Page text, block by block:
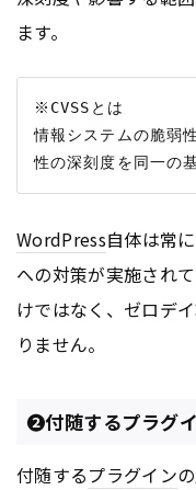
ます。
※CVSSとは
情報システムの脆弱
WordPress自体は常
への対策が実施され
けではなく、ゼロデ
りません。
❷付随するプラグ
付随するプラグイン